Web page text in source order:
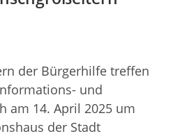
der Bürgerhilfe treffen
und
am 14. April 2025 um
der Stadt